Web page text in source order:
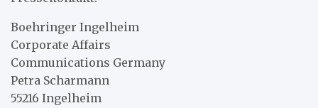
Boehringer Ingelheim
Corporate Affairs
Communications Germany
Petra Scharmann
55216 Ingelheim